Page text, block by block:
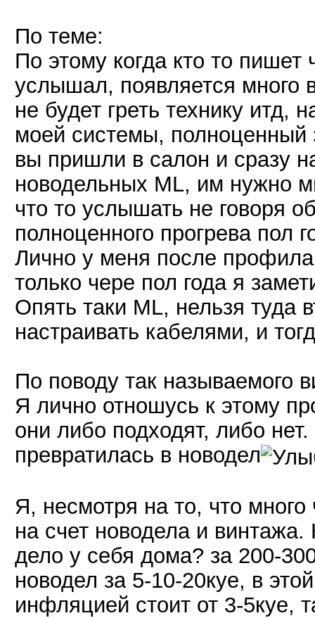
По теме:
По этому когда кто то
услышал, появляется много
не будет греть технику
моей системы, полноценный
вы пришли в салон и сразу
новодельных ML, им нужно
что то услышать не говоря
полноценного прогрева пол
Лично у меня после
только чере пол года я
Опять таки ML, нельзя туда
настраивать кабелями, и
По поводу так называемого
Я лично отношусь к этому
они либо подходят, либо
превратилась в новодел
Я, несмотря на то, что
на счет новодела и
дело у себя дома? за 200-
новодел за 5-10-20куе, в
инфляцией стоит от 3-5куе,